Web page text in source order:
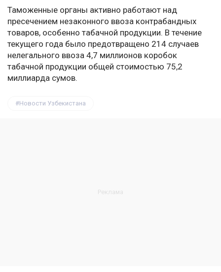
Таможенные органы активно работают над
пресечением незаконного ввоза контрабандных
товаров, особенно табачной продукции. В течение
текущего года было предотвращено 214 случаев
нелегального ввоза 4,7 миллионов коробок
табачной продукции общей стоимостью 75,2
миллиарда сумов.
Новости Узбекистана